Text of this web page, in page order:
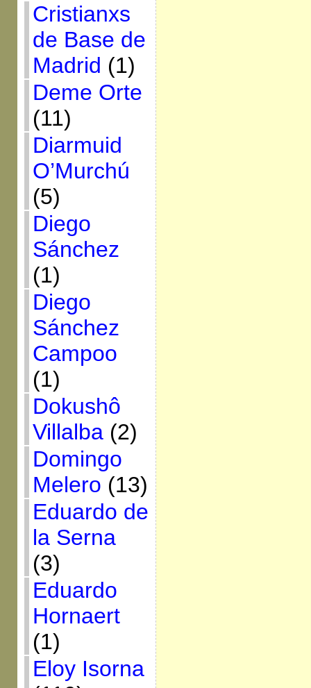
Cristianxs
de Base de
Madrid (1)
Deme Orte
(11)
Diarmuid
O’Murchú
(5)
Diego
Sánchez
(1)
Diego
Sánchez
Campoo
(1)
Dokushô
Villalba(2)
Domingo
Melero (13)
Eduardo de
la Serna
(3)
Eduardo
Hornaert
(1)
Eloy Isorna